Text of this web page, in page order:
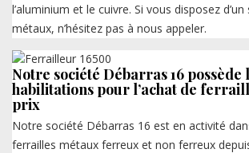
l’aluminium et le cuivre. Si vous disposez
métaux, n’hésitez pas à nous appeler.
Notre société Débarras 16 possède
habilitations pour l’achat de
prix
Notre société Débarras 16 est en activité
ferrailles métaux ferreux et non ferreux